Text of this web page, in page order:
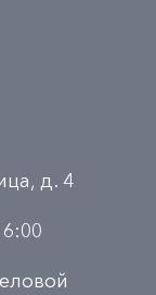
д. 4